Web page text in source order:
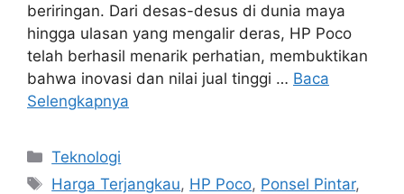
beriringan. Dari desas-desus di dunia maya
hingga ulasan yang mengalir deras, HP Poco
telah berhasil menarik perhatian, membuktikan
bahwa inovasi dan nilai jual tinggi … Baca
Selengkapnya
Kategori
Teknologi
Tag
Harga Terjangkau, HP Poco, Ponsel Pintar,